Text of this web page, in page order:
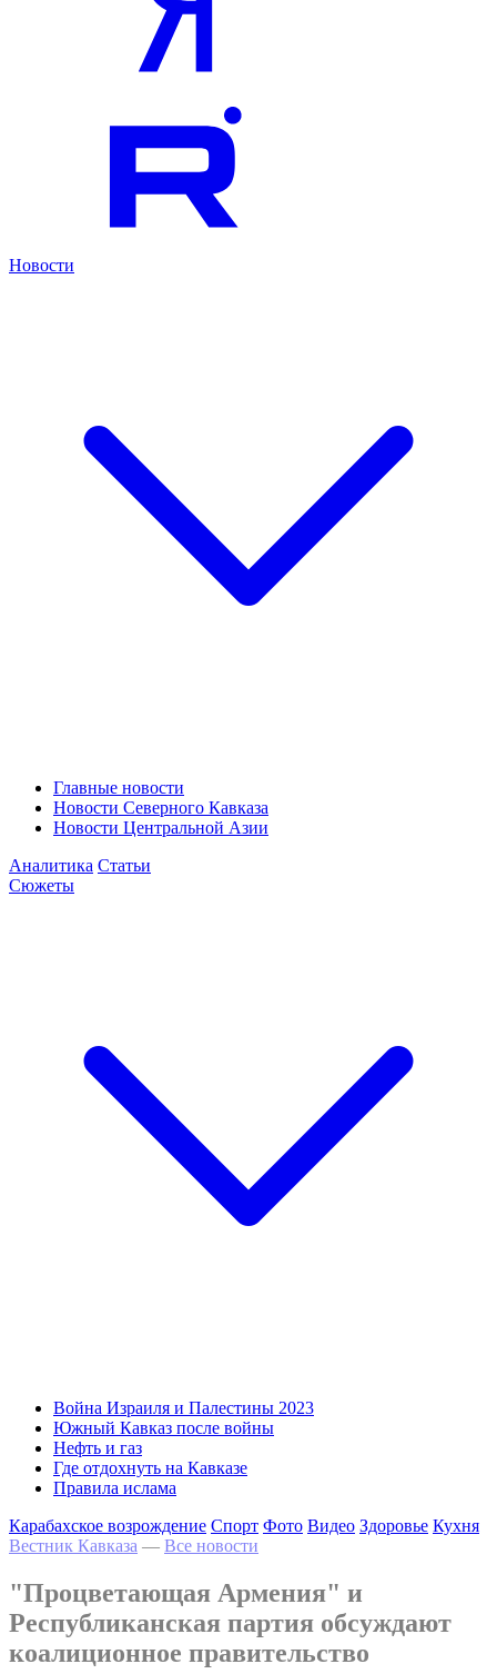
Новости
Главные новости
Новости Северного Кавказа
Новости Центральной Азии
Аналитика Статьи
Сюжеты
Война Израиля и Палестины 2023
Южный Кавказ после войны
Нефть и газ
Где отдохнуть на Кавказе
Правила ислама
Карабахское возрождение Спорт Фото Видео Здоровье Кухня
Вестник Кавказа — Все новости
"Процветающая Армения" и
Республиканская партия обсуждают
коалиционное правительство